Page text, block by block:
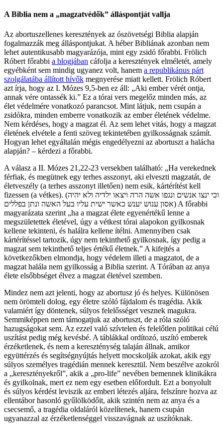
A Biblia nem a „magzatvédők” álláspontját vallja
Az abortuszellenes keresztények az ószövetségi Biblia alapján
fogalmazzák meg álláspontjukat. A héber Bibliának azonban nem
lehet autentikusabb magyarázója, mint egy zsidó főrabbi. Frölich
Róbert főrabbi a blogjában cáfolja a keresztények elméletét, amely
egyébként sem mindig ugyanez volt, hanem a republikánus párt
szolgálatába állított hívők megnyerése miatt kellett. Frölich Róbert
azt írja, hogy az I. Mózes 9,5-ben ez áll: „Aki ember vérét ontja,
annak vére ontassék ki.” Ez a tórai vers megelőz minden más, az
élet védelmére vonatkozó parancsot. Mint látjuk, nem csupán a
zsidókra, minden emberre vonatkozik az ember életének védelme.
Nem kérdéses, hogy a magzat él. Az sem lehet vitás, hogy a magzat
életének elvétele a fenti szöveg tekintetében gyilkosságnak számít.
Hogyan lehet egyáltalán mégis engedélyezni az abortuszt a halácha
alapján? – kérdezi a főrabbi.
A válasz a II. Mózes 21,22-23 versekben található: „Ha verekednek
férfiak, és megütnek egy terhes asszonyt, aki elveszti magzatát, de
életveszély (a terhes asszonyt illetően) nem esik, kártérítést kell
fizessen (a vétkes). (וכי ינצו אנשים ונגפו אשה הרה ויצאו ילדיה ולא יהיה
אסון ענוש יענש כאשר ישית עליו בעל האשה ונתן בפללים) A főrabbi
magyarázata szerint „ha a magzat élete egyenértékű lenne a
megszületettek életével, úgy a vétkest tórai alapokon gyilkosnak
kellene tekinteni, és halálra kellene ítélni. Amennyiben csak
kártérítéssel tartozik, úgy nem tekinthető gyilkosnak, így pedig a
magzat sem tekinthető teljes értékű életnek.” A kifejtés a
következőkben elmondja, hogy védelem illeti a magzatot, de a
magzat halála nem gyilkosság a Biblia szerint. A Tórában az anya
élete elsőbbséget élvez a magzat életével szemben.
Mindez nem azt jelenti, hogy az abortusz jó és helyes. Különösen
nem örömteli dolog, egy életre szóló fájdalom és tragédia. Akik
valamiért így döntenek, súlyos felelősséget vesznek magukra.
Semmiképpen nem támogatjuk az abortuszt, de a róla szóló
hazugságokat sem. Az ezzel való szívtelen és felelőtlen politikai célú
uszítást pedig még kevésbé. A táblákkal ordítozó, uszító emberek
érzéketlenek, és nem a kereszténység talaján állnak, amikor
együttérzés és segítségnyújtás helyett mocskolják azokat, akik egy
súlyos személyes tragédián mennek keresztül. Nem beszélve azokról
a „keresztényekről”, akik a „pro-life” nevében bemennek klinikákra
és gyilkolnak, mert ez nem egy esetben előfordult. Ezt a bonyolult
és súlyos kérdést leviszik az emberi létezés aljára, felszínre hozva az
ellentábor hasonló gyűlölködőit, akik szintén nem az anya és a
csecsemő, a tragédia oldaláról közelítenek, hanem csupán
ugyanazzal az érzéketlenséggel visszavágnak az uszítóknak.